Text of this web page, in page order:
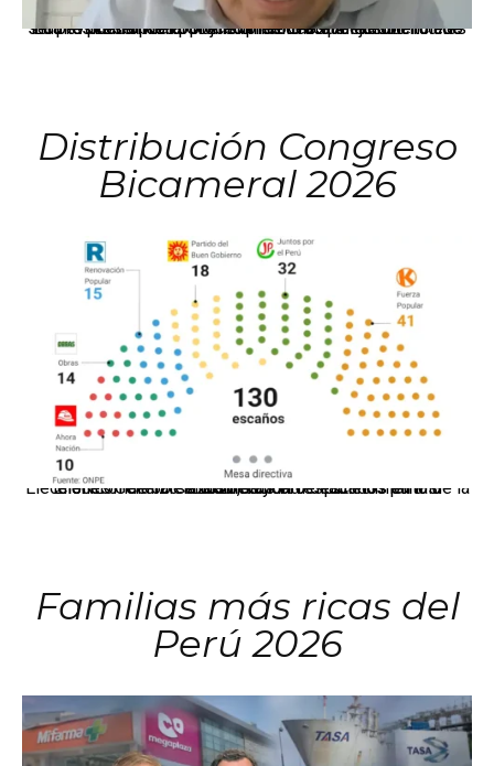
La presidenta Keiko Fujimori informó que la solicitud de indulto presentada por el expresidente Alejandro Toledo será evaluada por la Comisión de Gracias Presidenciales conforme al procedimiento establecido.
Distribución Congreso
Bicameral 2026
El JNE oficializó la distribución de escaños para la elección de 60 senadores y 130 diputados en las Elecciones Generales 2026, tras el restablecimiento de la Bicameralidad.
Familias más ricas del
Perú 2026